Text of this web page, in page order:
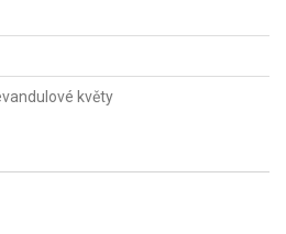
květy